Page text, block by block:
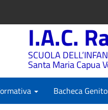
I.A.C.
SCUOLA
Santa Maria Capua
Bacheca